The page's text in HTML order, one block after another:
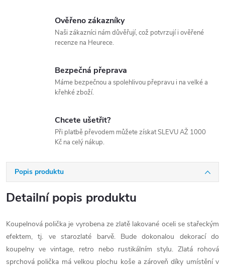
Ověřeno zákazníky
Naši zákazníci nám důvěřují, což potvrzují i ověřené
recenze na Heurece.
Bezpečná přeprava
Máme bezpečnou a spolehlivou přepravu i na velké a
křehké zboží.
Chcete ušetřit?
Při platbě převodem můžete získat SLEVU AŽ 1000
Kč na celý nákup.
Popis produktu
Detailní popis produktu
Koupelnová polička je vyrobena ze zlatě lakované oceli se stařeckým
efektem, tj. ve starozlaté barvě. Bude dokonalou dekorací do
koupelny ve vintage, retro nebo rustikálním stylu. Zlatá rohová
sprchová polička má velkou plochu koše a zároveň díky umístění v